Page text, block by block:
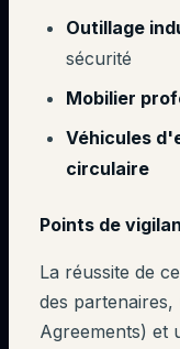
Outillage
sécurité
Mobilier
Véhicules
circulaire
Points de
La réussite de
des
Agreements) et